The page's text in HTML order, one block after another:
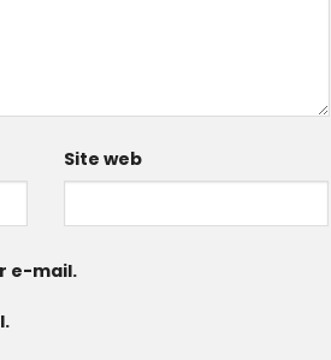
Site web
e-mail.